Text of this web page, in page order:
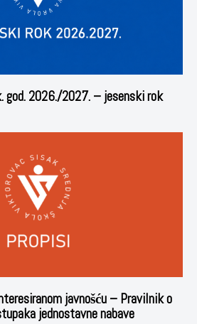
god. 2026./2027. – jesenski rok
javnošću – Pravilnik o
jednostavne nabave